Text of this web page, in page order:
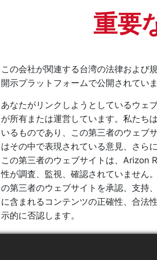
重要
この会社が関連する台湾の法律および
開示プラットフォームで公開されていま
あなたがリンクしようとしているウェ
が所有または運営しています。私たち
いるものであり、この第三者のウェブ
はその中で表現されている意見、さら
この第三者のウェブサイトは、Arizon
性が調査、監視、確認されていません
の第三者のウェブサイトを承認、支持
に含まれるコンテンツの正確性、合法
示的に否認します。